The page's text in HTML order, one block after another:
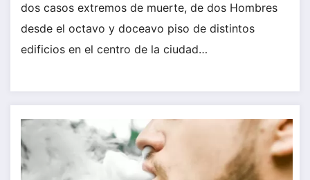
dos casos extremos de muerte, de dos Hombres
desde el octavo y doceavo piso de distintos
edificios en el centro de la ciudad…